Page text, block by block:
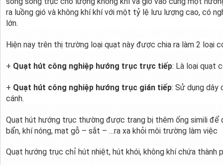
ra luồng gió và không khí khí với một tỷ lệ lưu lượng cao, có
lớn.
Hiện nay trên thị trường loại quạt này được chia ra làm 2 loại
+ Quạt hút công nghiệp hướng trục trực tiếp: Là loại quạt
+ Quạt hút công nghiệp hướng trục gián tiếp: Sử dụng
cánh.
Quạt hút hướng trục thường được trang bị thêm ống simili để
bẩn, khí nóng, mạt gỗ – sắt – …ra xa khỏi môi trường làm việc
Quạt hướng trục chỉ hút nhiệt, hút khói, không khí chứa thành